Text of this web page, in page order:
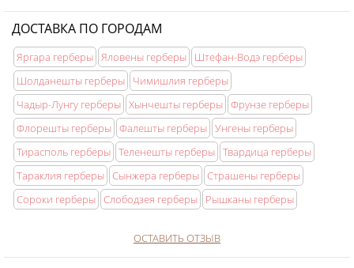
ДОСТАВКА ПО ГОРОДАМ
Яргара герберы Яловены герберы
Штефан-Водэ герберы
Шолданешты герберы
Чимишлия герберы
Чадыр-Лунгу герберы Хынчешты герберы Фрунзе герберы
Флорешты герберы Фалешты герберы Унгены герберы
Тирасполь герберы Теленешты герберы Твардица герберы
Тараклия герберы Сынжера герберы Страшены герберы
Сороки герберы Слободзея герберы Рышканы герберы
ОСТАВИТЬ ОТЗЫВ